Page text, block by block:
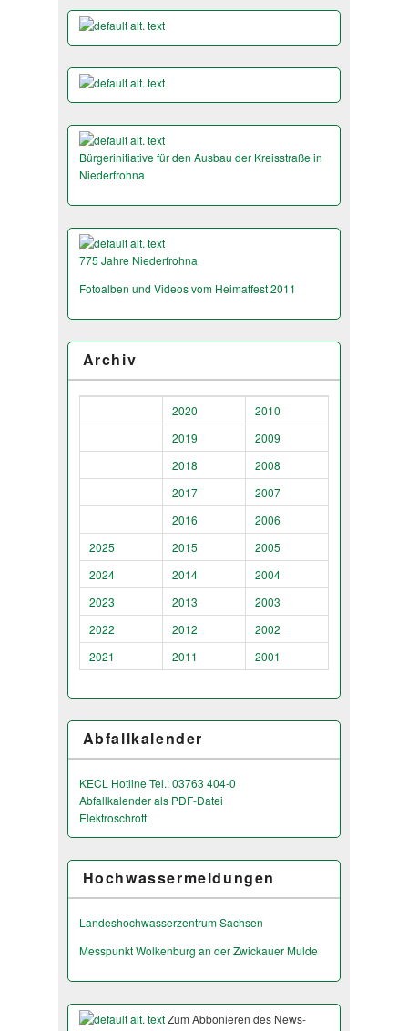
Bürgerinitiative für den Ausbau der Kreisstraße in
Niederfrohna
775 Jahre Niederfrohna
Fotoalben und Videos vom Heimatfest 2011
Archiv
2020
2010
2019
2009
2018
2008
2017
2007
2016
2006
2025
2015
2005
2024
2014
2004
2023
2013
2003
2022
2012
2002
2021
2011 2001
Abfallkalender
KECL Hotline Tel.: 03763 404-0
Abfallkalender als PDF-Datei
Elektroschrott
Hochwassermeldungen
Landeshochwas­serzentrum Sachsen
Messpunkt Wolkenburg an der Zwickauer Mulde
Zum Abbonieren des News-